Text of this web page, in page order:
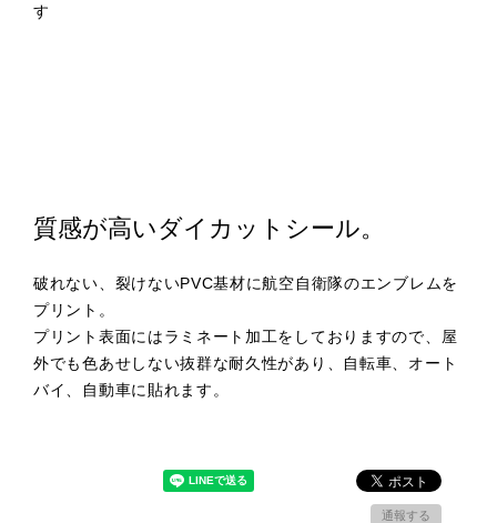
す
質感が高いダイカットシール。
破れない、裂けないPVC基材に航空自衛隊のエンブレムを
プリント。
プリント表面にはラミネート加工をしておりますので、屋
外でも色あせしない抜群な耐久性があり、自転車、オート
バイ、自動車に貼れます。
通報する